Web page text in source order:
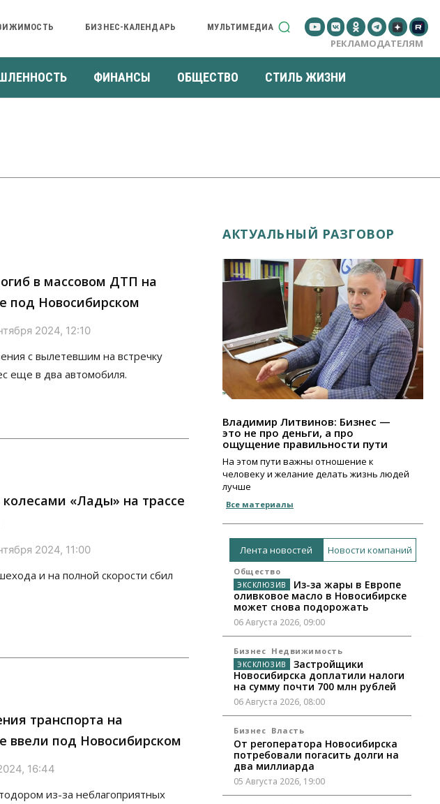
БИЗНЕС-КАЛЕНДАРЬ МУЛЬТИМЕДИА
РЕКЛАМОДАТЕЛЯМ
ФИНАНСЫ ОБЩЕСТВО СТИЛЬ ЖИЗНИ
в массовом ДТП на
под Новосибирском
2024, 12:10
с вылетевшим на встречку
еще в два автомобиля.
«Лады» на трассе
2024, 11:00
и на полной скорости сбил
транспорта на
ввели под Новосибирском
16:44
из-за неблагоприятных
АКТУАЛЬНЫЙ РАЗГОВОР
Владимир Литвинов: Бизнес —
это не про деньги, а про
ощущение правильности пути
На этом пути важны отношение к
человеку и желание делать жизнь людей
лучше
Все материалы
Лента новостей Новости компаний
Общество
Из-за жары в Европе
оливковое масло в Новосибирске
может снова подорожать
06 Августа 2026, 09:00
Бизнес Недвижимость
Застройщики
Новосибирска доплатили налоги
на сумму почти 700 млн рублей
06 Августа 2026, 08:00
Бизнес Власть
От регоператора Новосибирска
потребовали погасить долги на
два миллиарда
05 Августа 2026, 19:00